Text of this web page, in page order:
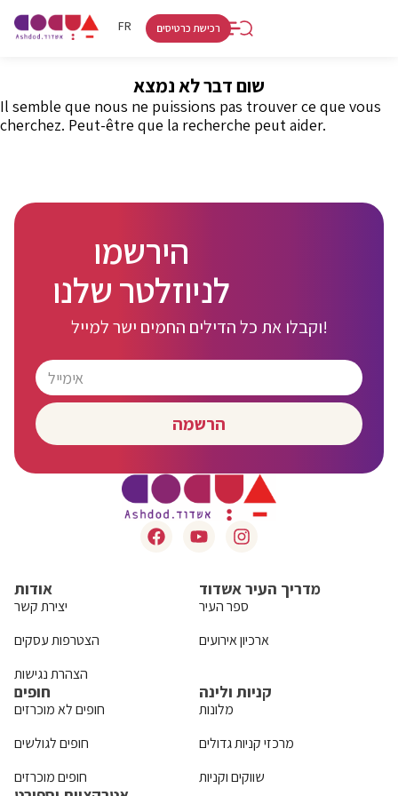
FR
HE
רכישת כרטיסים
שום דבר לא נמצא
Il semble que nous ne puissions pas trouver ce que vous
cherchez. Peut-être que la recherche peut aider.
הירשמו
לניוזלטר שלנו
וקבלו את כל הדילים החמים ישר למייל!
הרשמה
אודות
יצירת קשר
הצטרפות עסקים
הצהרת נגישות
מדריך העיר אשדוד
ספר העיר
ארכיון אירועים
חופים
חופים לא מוכרזים
חופים לגולשים
חופים מוכרזים
קניות ולינה
מלונות
מרכזי קניות גדולים
שווקים וקניות